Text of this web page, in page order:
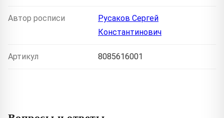
Автор росписи
Русаков Сергей
Константинович
Артикул 8085616001